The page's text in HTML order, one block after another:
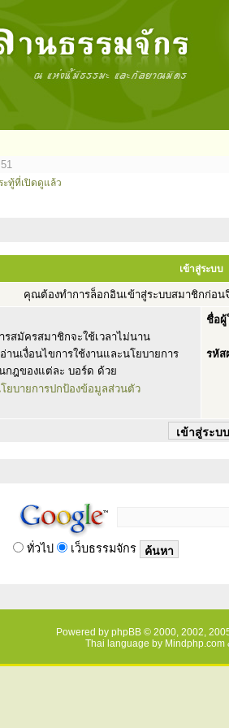
ะทู้ที่เปิดดูแล้ว
เข้าสู่ระบบ
คุณต้องทำการล็อกอินเข้าสู่ระบบสมาชิกก่อน
สมัครสมาชิกจะใช้เวลาไม่นาน
เงื่อนไขการใช้งานและนโยบายการ
กฎของแต่ละ บอร์ด ด้วย
ยบายการปกป้องข้อมูลส่วนตัว
ชื่อผู้
รหัส
ทั่วไป เว็บธรรมจักร
Powered by phpBB © 2000, 2002,
Thai language by Mindphp.com